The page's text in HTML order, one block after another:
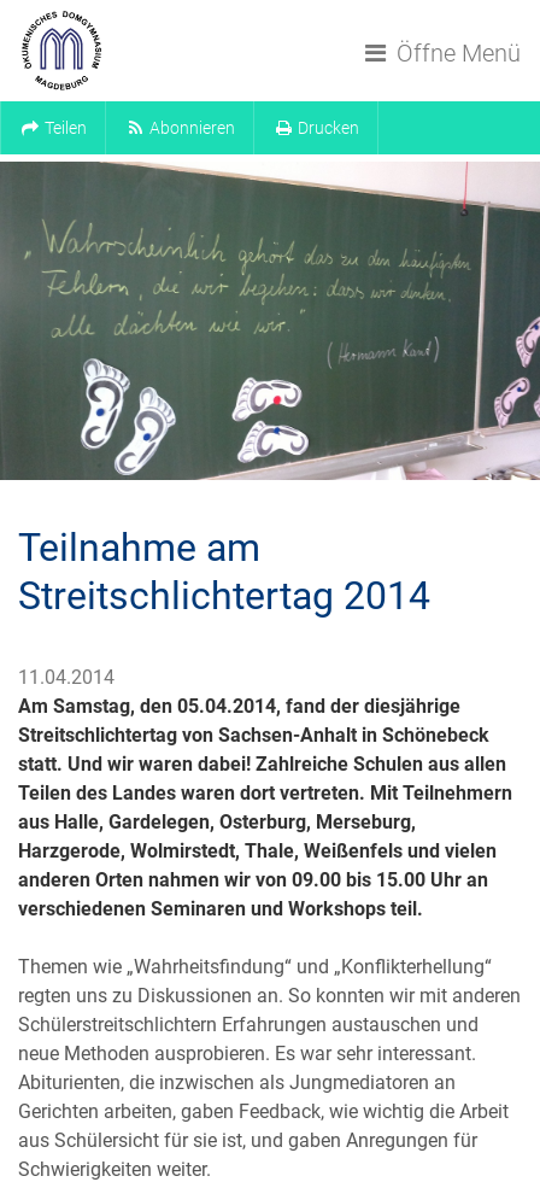
Öffne Menü
Teilen Abonnieren Drucken
Teilnahme am
Streitschlichtertag 2014
11.04.2014
Am Samstag, den 05.04.2014, fand der diesjährige
Streitschlichtertag von Sachsen-Anhalt in Schönebeck
statt. Und wir waren dabei! Zahlreiche Schulen aus allen
Teilen des Landes waren dort vertreten. Mit Teilnehmern
aus Halle, Gardelegen, Osterburg, Merseburg,
Harzgerode, Wolmirstedt, Thale, Weißenfels und vielen
anderen Orten nahmen wir von 09.00 bis 15.00 Uhr an
verschiedenen Seminaren und Workshops teil.
Themen wie „Wahrheitsfindung“ und „Konflikterhellung“
regten uns zu Diskussionen an. So konnten wir mit anderen
Schülerstreitschlichtern Erfahrungen austauschen und
neue Methoden ausprobieren. Es war sehr interessant.
Abiturienten, die inzwischen als Jungmediatoren an
Gerichten arbeiten, gaben Feedback, wie wichtig die Arbeit
aus Schülersicht für sie ist, und gaben Anregungen für
Schwierigkeiten weiter.